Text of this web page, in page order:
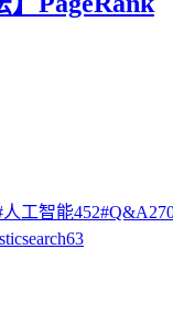
人工智能452#Q&A
63